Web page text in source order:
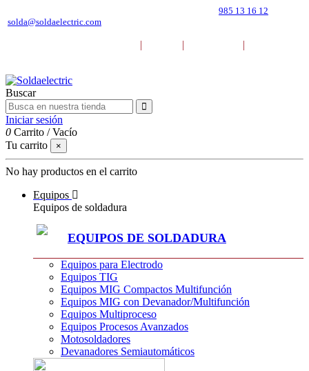
985 13 16 12
solda@soldaelectric.com
| | |
Buscar
Iniciar sesión
0 Carrito /Vacío
Tu carrito
×
No hay productos en el carrito
Equipos
Equipos de soldadura
EQUIPOS DE SOLDADURA
Equipos para Electrodo
Equipos TIG
Equipos MIG Compactos Multifunción
Equipos MIG con Devanador/Multifunción
Equipos Multiproceso
Equipos Procesos Avanzados
Motosoldadores
Devanadores Semiautomáticos